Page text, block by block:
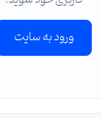
ورود به سایت